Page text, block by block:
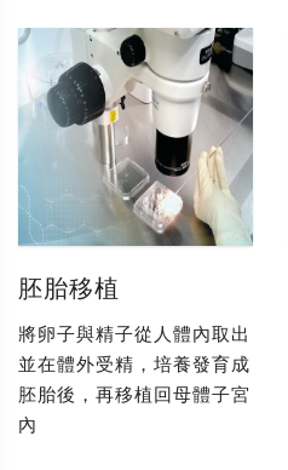
胚胎移植
將卵子與精子從人體內取出
並在體外受精，培養發育成
胚胎後，再移植回母體子宮
內